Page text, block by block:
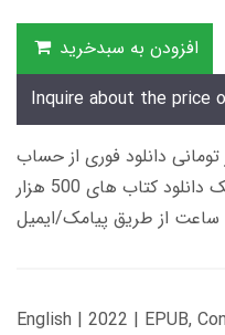
افزودن به سبدخرید
Inquire about the price
کتاب های 600 هزار تومانی دانلود فوری از حساب
کاربری می باشد، و زمان تحویل لینک دانلود کتاب های 500 هزار
English | 2022 | EPUB,